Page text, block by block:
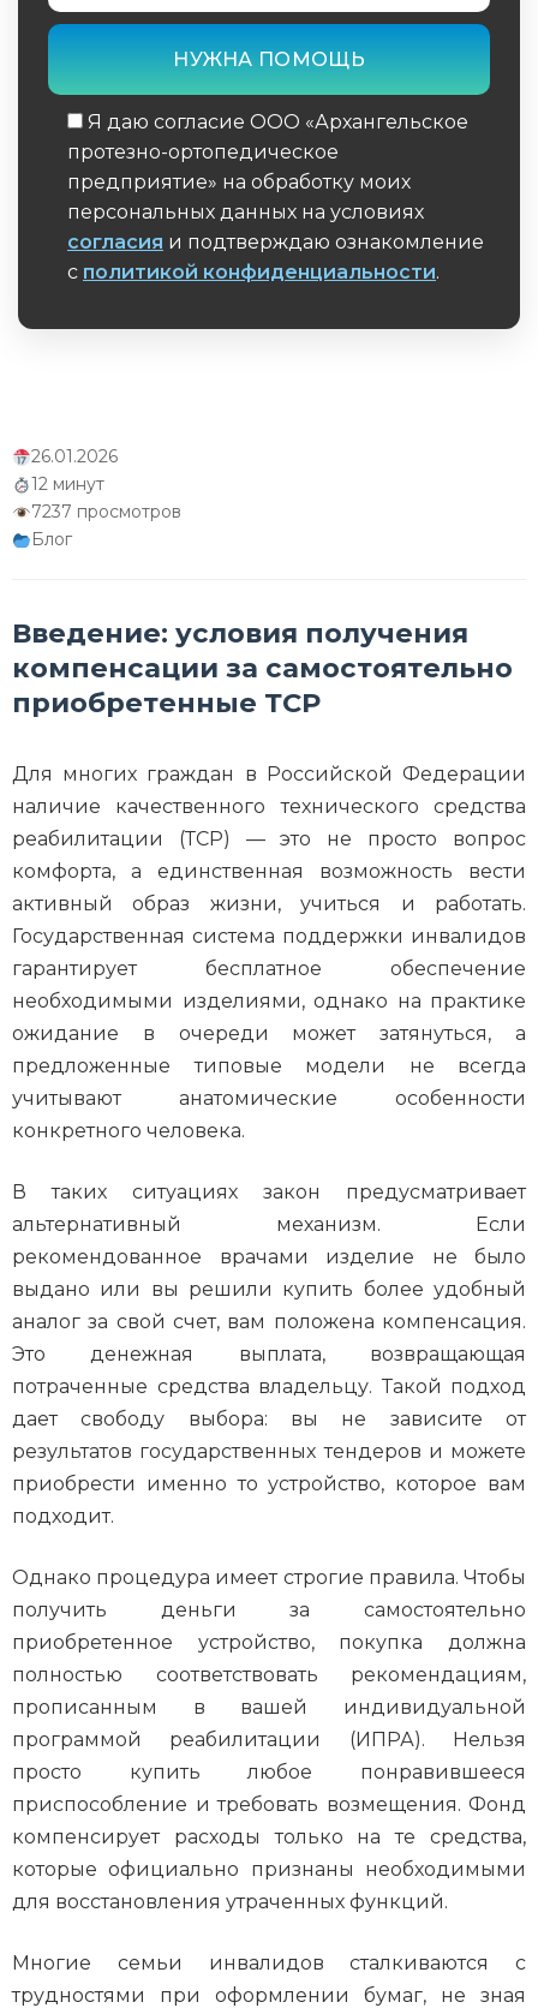
ремонт изделий
Отказы и задержки: что делать, если деньги
Заключение: правовые основы и памятка
заявителя
Я даю согласие ООО «Архангельское
протезно-ортопедическое
предприятие» на обработку моих
персональных данных на условиях
согласия и подтверждаю ознакомление
с политикой конфиденциальности.
26.01.2026
12 минут
7237 просмотров
Блог
Введение: условия получения
компенсации за самостоятельно
приобретенные ТСР
Для многих граждан в Российской Федерации
наличие качественного технического средства
реабилитации (ТСР) — это не просто вопрос
комфорта, а единственная возможность вести
активный образ жизни, учиться и работать.
Государственная система поддержки инвалидов
гарантирует бесплатное обеспечение
необходимыми изделиями, однако на практике
ожидание в очереди может затянуться, а
предложенные типовые модели не всегда
учитывают анатомические особенности
конкретного человека.
В таких ситуациях закон предусматривает
альтернативный механизм. Если
рекомендованное врачами изделие не было
выдано или вы решили купить более удобный
аналог за свой счет, вам положена компенсация.
Это денежная выплата, возвращающая
потраченные средства владельцу. Такой подход
дает свободу выбора: вы не зависите от
результатов государственных тендеров и можете
приобрести именно то устройство, которое вам
подходит.
Однако процедура имеет строгие правила. Чтобы
получить деньги за самостоятельно
приобретенное устройство, покупка должна
полностью соответствовать рекомендациям,
прописанным в вашей индивидуальной
программой реабилитации (ИПРА). Нельзя
просто купить любое понравившееся
приспособление и требовать возмещения. Фонд
компенсирует расходы только на те средства,
которые официально признаны необходимыми
для восстановления утраченных функций.
Многие семьи инвалидов сталкиваются с
трудностями при оформлении бумаг, не зная